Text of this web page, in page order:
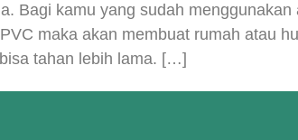
Bagi kamu yang sudah menggunakan
maka akan membuat rumah atau
tahan lebih lama. […]